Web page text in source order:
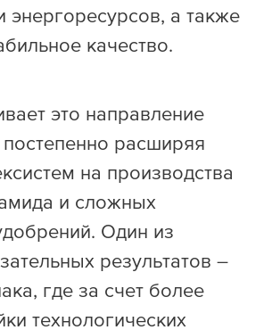
энергоресурсов, а также
качество.
это направление
постепенно расширяя
на производства
и сложных
Один из
результатов –
где за счет более
технологических